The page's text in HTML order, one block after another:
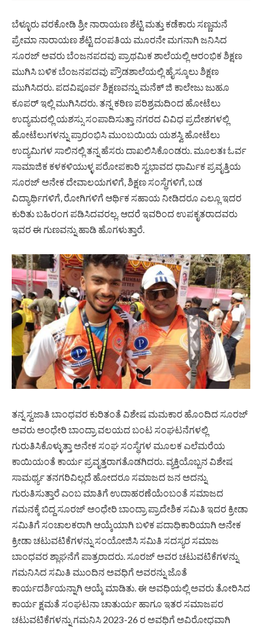
ಬೆಳ್ಳೂರು ವರಕೋಡಿ ಶ್ರೀ ನಾರಾಯಣ ಶೆಟ್ಟಿ ಮತ್ತು ಕಡೆಕಾರು ಸಣ್ಣಮನೆ
ಪ್ರೇಮಾ ನಾರಾಯಣ ಶೆಟ್ಟಿ ದಂಪತಿಯ ಮೂರನೇ ಮಗನಾಗಿ ಜನಿಸಿದ
ಸೂರಜ್ ಅವರು ಬೆಂಜನಪದವು ಪ್ರಾಥಮಿಕ ಶಾಲೆಯಲ್ಲಿ ಆರಂಭಿಕ ಶಿಕ್ಷಣ
ಮುಗಿಸಿ ಬಳಿಕ ಬೆಂಜನಪದವು ಪ್ರೌಡಶಾಲೆಯಲ್ಲಿ ಹೈಸ್ಕೂಲು ಶಿಕ್ಷಣ
ಮುಗಿಸಿದರು. ಪದವಿಪೂರ್ವ ಶಿಕ್ಷಣವನ್ನು ಮನೆಕ್ ಜಿ ಕಾಲೇಜು ಜುಹೂ
ಕೂಪರ್ ಇಲ್ಲಿ ಮುಗಿಸಿದರು. ತನ್ನ ಕಠಿಣ ಪರಿಶ್ರಮದಿಂದ ಹೋಟೆಲು
ಉದ್ಯಮದಲ್ಲಿ ಯಶಸ್ಸು ಸಂಪಾದಿಸುತ್ತಾ ನಗರದ ವಿವಿಧ ಪ್ರದೇಶಗಳಲ್ಲಿ
ಹೋಟೆಲುಗಳನ್ನು ಪ್ರಾರಂಭಿಸಿ ಮುಂಬಯಿಯ ಯಶಸ್ವಿ ಹೋಟೆಲು
ಉದ್ಯಮಿಗಳ ಸಾಲಿನಲ್ಲಿ ತನ್ನ ಹೆಸರು ದಾಖಲಿಸಿಕೊಂಡರು. ಮೂಲತಃ ಓರ್ವ
ಸಾಮಾಜಿಕ ಕಳಕಳಿಯುಳ್ಳ ಪರೋಪಕಾರಿ ಸ್ವಭಾವದ ಧಾರ್ಮಿಕ ಪ್ರವೃತ್ತಿಯ
ಸೂರಜ್ ಅನೇಕ ದೇವಾಲಯಗಳಿಗೆ, ಶಿಕ್ಷಣ ಸಂಸ್ಥೆಗಳಿಗೆ, ಬಡ
ವಿದ್ಯಾರ್ಥಿಗಳಿಗೆ, ರೋಗಿಗಳಿಗೆ ಆರ್ಥಿಕ ಸಹಾಯ ನೀಡಿದರೂ ಎಲ್ಲೂ ಇದರ
ಕುರಿತು ಬಹಿರಂಗ ಪಡಿಸಿದವರಲ್ಲ. ಆದರೆ ಇವರಿಂದ ಉಪಕೃತರಾದವರು
ಇವರ ಈ ಗುಣವನ್ನು ಹಾಡಿ ಹೊಗಳುತ್ತಾರೆ.
ತನ್ನ ಸ್ವಜಾತಿ ಬಾಂಧವರ ಕುರಿತಂತೆ ವಿಶೇಷ ಮಮಕಾರ ಹೊಂದಿದ ಸೂರಜ್
ಅವರು ಅಂಧೇರಿ ಬಾಂದ್ರಾ ವಲಯದ ಬಂಟ ಸಂಘಟನೆಗಳಲ್ಲಿ
ಗುರುತಿಸಿಕೊಳ್ಳುತ್ತಾ ಅನೇಕ ಸಂಘ ಸಂಸ್ಥೆಗಳ ಮೂಲಕ ಎಲೆಮರೆಯ
ಕಾಯಿಯಂತೆ ಕಾರ್ಯ ಪ್ರವೃತ್ತರಾಗತೊಡಗಿದರು. ವ್ಯಕ್ತಿಯೊಬ್ಬನ ವಿಶೇಷ
ಸಾಮರ್ಥ್ಯ ತನಗರಿವಿಲ್ಲದೆ ಹೋದರೂ ಸಮಾಜದ ಜನ ಅದನ್ನು
ಗುರುತಿಸುತ್ತಾರೆ ಎಂಬ ಮಾತಿಗೆ ಉದಾಹರಣೆಯೆಂಬಂತೆ ಸಮಾಜದ
ಗಮನಕ್ಕೆ ಬಿದ್ದ ಸೂರಜ್ ಅಂಧೇರಿ ಬಾಂದ್ರಾ ಪ್ರಾದೇಶಿಕ ಸಮಿತಿ ಇದರ ಕ್ರೀಡಾ
ಸಮಿತಿಗೆ ಸಂಚಾಲಕರಾಗಿ ಆಯ್ಕೆಯಾಗಿ ಬಳಿಕ ಪದಾಧಿಕಾರಿಯಾಗಿ ಅನೇಕ
ಕ್ರೀಡಾ ಚಟುವಟಿಕೆಗಳನ್ನು ಸಂಯೋಜಿಸಿ ಸಮಿತಿ ಸದಸ್ಯರ ಸಮಾಜ
ಬಾಂಧವರ ಶ್ಲಾಘನೆಗೆ ಪಾತ್ರರಾದರು. ಸೂರಜ್ ಅವರ ಚಟುವಟಿಕೆಗಳನ್ನು
ಗಮನಿಸಿದ ಸಮಿತಿ ಮುಂದಿನ ಅವಧಿಗೆ ಅವರನ್ನು ಜೊತೆ
ಕಾರ್ಯದರ್ಶಿಯನ್ನಾಗಿ ಆಯ್ಕೆ ಮಾಡಿತು. ಈ ಅವಧಿಯಲ್ಲಿ ಅವರು ತೋರಿಸಿದ
ಕಾರ್ಯ ಕ್ಷಮತೆ ಸಂಘಟನಾ ಚಾತುರ್ಯ ಹಾಗೂ ಇತರ ಸಮಾಜಪರ
ಚಟುವಟಿಕೆಗಳನ್ನು ಗಮನಿಸಿ 2023-26 ರ ಅವಧಿಗೆ ಅವಿರೋಧವಾಗಿ